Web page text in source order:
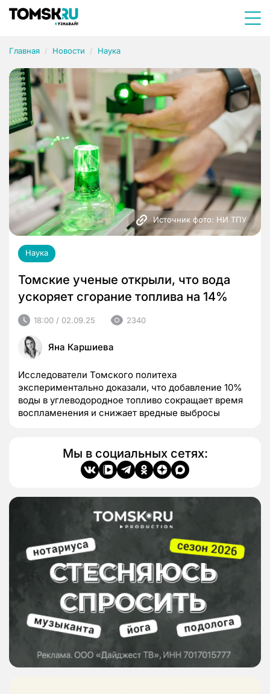
Главная Новости Наука
Источник фото: НИ ТПУ
Наука
Томские ученые открыли, что вода
ускоряет сгорание топлива на 14%
18:00 / 02.09.25 2340
Яна Каршиева
Исследователи Томского политеха
экспериментально доказали, что добавление 10%
воды в углеводородное топливо сокращает время
воспламенения и снижает вредные выбросы
Мы в социальных сетях: